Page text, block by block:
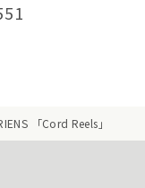
「Cord Reels」